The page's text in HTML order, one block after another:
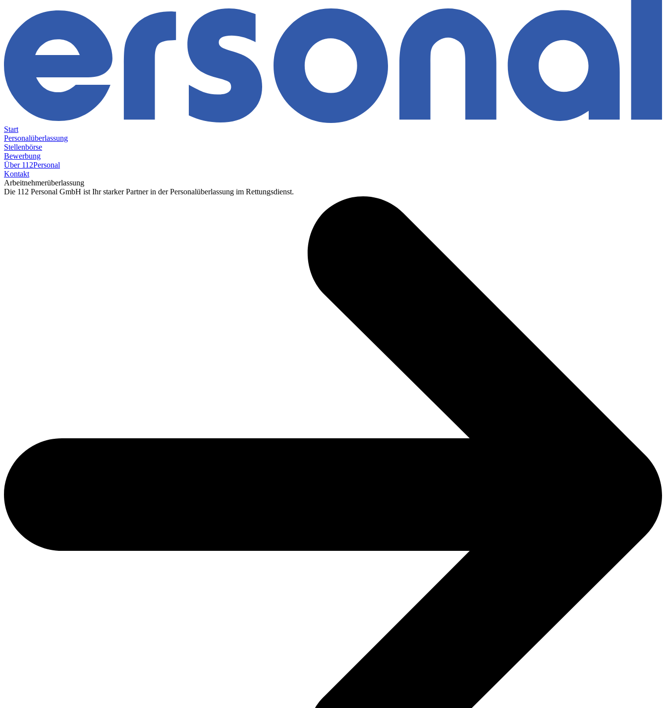
Start
Personalüberlassung
Stellenbörse
Bewerbung
Über 112Personal
Kontakt
Arbeitnehmerüberlassung
Die 112 Personal GmbH ist Ihr starker Partner in der Personalüberlassung im Rettungsdienst.